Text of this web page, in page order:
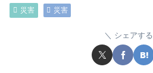
災害 災害
シェアする